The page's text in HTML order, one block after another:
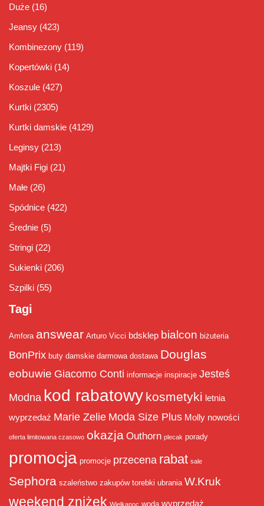
Duże (16)
Jeansy (423)
Kombinezony (119)
Kopertówki (14)
Koszule (427)
Kurtki (2305)
Kurtki damskie (4129)
Leginsy (213)
Majtki Figi (21)
Małe (26)
Spódnice (422)
Średnie (5)
Stringi (22)
Sukienki (206)
Szpilki (55)
Tagi
Amfora answear Arturo Vicci bdsklep bialcon biżuteria
BonPrix buty damskie darmowa dostawa Douglas
eobuwie Giacomo Conti informacje inspiracje Jesteś
Modna kod rabatowy kosmetyki letnia
wyprzedaż Marie Zelie Moda Size Plus Molly nowości
oferta limitowana czasowo okazja Outhorn plecak porady
promocja promocje przecena rabat sale
Sephora szaleństwo zakupów torebki ubrania W.Kruk
weekend zniżek Wielkanoc woda wyprzedaż